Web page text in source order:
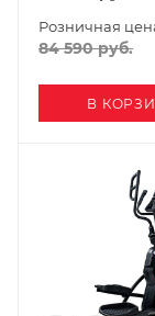
Розничная
84 590руб.
В